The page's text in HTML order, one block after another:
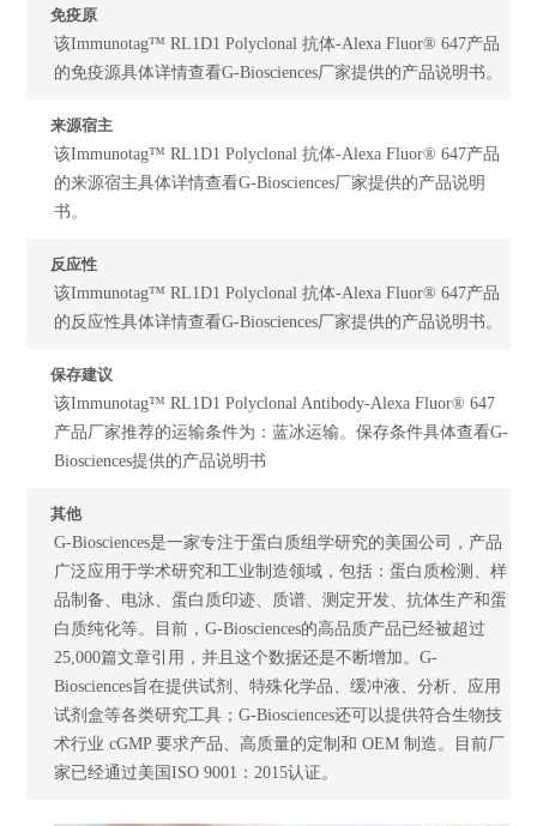
免疫原
该Immunotag™ RL1D1 Polyclonal 抗体-Alexa Fluor® 647产品
的免疫源具体详情查看G-Biosciences厂家提供的产品说明书。
来源宿主
该Immunotag™ RL1D1 Polyclonal 抗体-Alexa Fluor® 647产品
的来源宿主具体详情查看G-Biosciences厂家提供的产品说明
书。
反应性
该Immunotag™ RL1D1 Polyclonal 抗体-Alexa Fluor® 647产品
的反应性具体详情查看G-Biosciences厂家提供的产品说明书。
保存建议
该Immunotag™ RL1D1 Polyclonal Antibody-Alexa Fluor® 647
产品厂家推荐的运输条件为：蓝冰运输。保存条件具体查看G-
Biosciences提供的产品说明书
其他
G-Biosciences是一家专注于蛋白质组学研究的美国公司，产品
广泛应用于学术研究和工业制造领域，包括：蛋白质检测、样
品制备、电泳、蛋白质印迹、质谱、测定开发、抗体生产和蛋
白质纯化等。目前，G-Biosciences的高品质产品已经被超过
25,000篇文章引用，并且这个数据还是不断增加。G-
Biosciences旨在提供试剂、特殊化学品、缓冲液、分析、应用
试剂盒等各类研究工具；G-Biosciences还可以提供符合生物技
术行业 cGMP 要求产品、高质量的定制和 OEM 制造。目前厂
家已经通过美国ISO 9001：2015认证。